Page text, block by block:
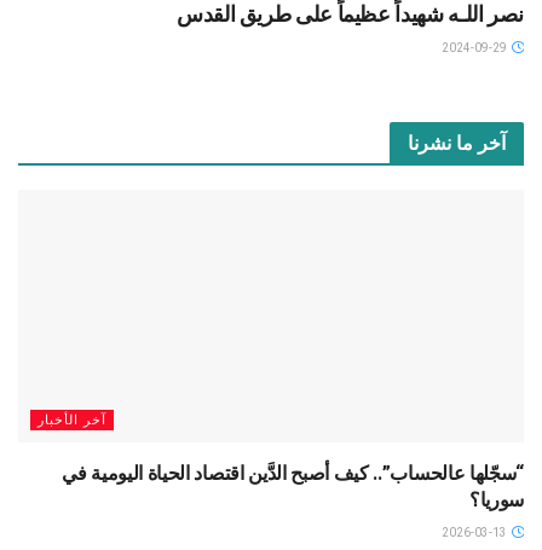
نصر اللـه شهيداً عظيماً على طريق القدس
آخر ما نشرنا
آخر الأخبار
“سجّلها عالحساب”.. كيف أصبح الدَّين اقتصاد الحياة اليومية في
سوريا؟